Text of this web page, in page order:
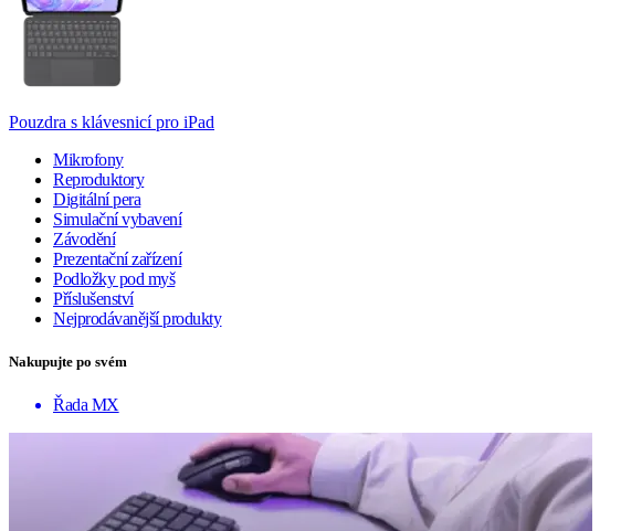
Pouzdra s klávesnicí pro iPad
Mikrofony
Reproduktory
Digitální pera
Simulační vybavení
Závodění
Prezentační zařízení
Podložky pod myš
Příslušenství
Nejprodávanější produkty
Nakupujte po svém
Řada MX